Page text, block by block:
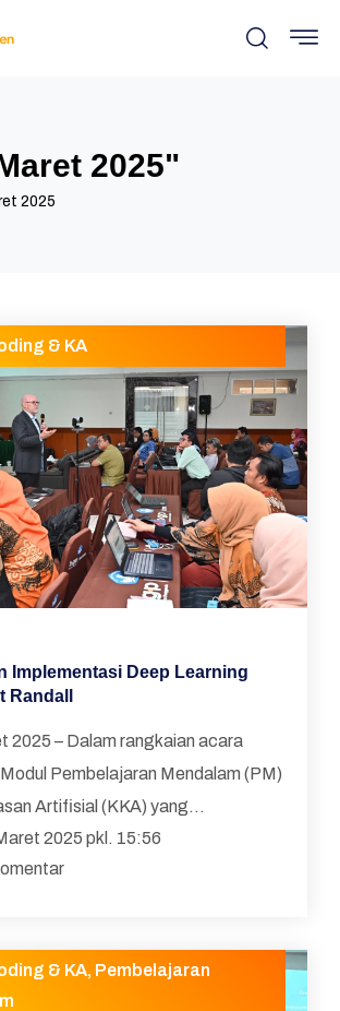
2025"
2025
& KA
Implementasi Deep Learning
Randall
2025 – Dalam rangkaian acara
Pembelajaran Mendalam (PM)
Artifisial (KKA) yang
oleh Direktorat Guru Pendidikan
seo...
2025 pkl. 15:56
& KA, Pembelajaran